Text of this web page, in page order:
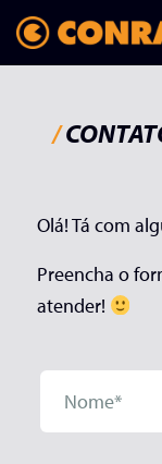
/
Olá! Tá com
Preencha o
atender!